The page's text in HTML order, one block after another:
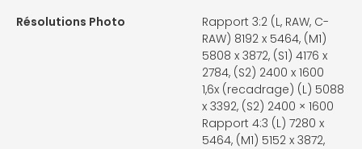
Résolutions Photo
Rapport 3:2 (L, RAW, C-
RAW) 8192 x 5464, (M1)
5808 x 3872, (S1) 4176 x
2784, (S2) 2400 x 1600
1,6x (recadrage) (L) 5088
x 3392, (S2) 2400 × 1600
Rapport 4:3 (L) 7280 x
5464, (M1) 5152 x 3872,